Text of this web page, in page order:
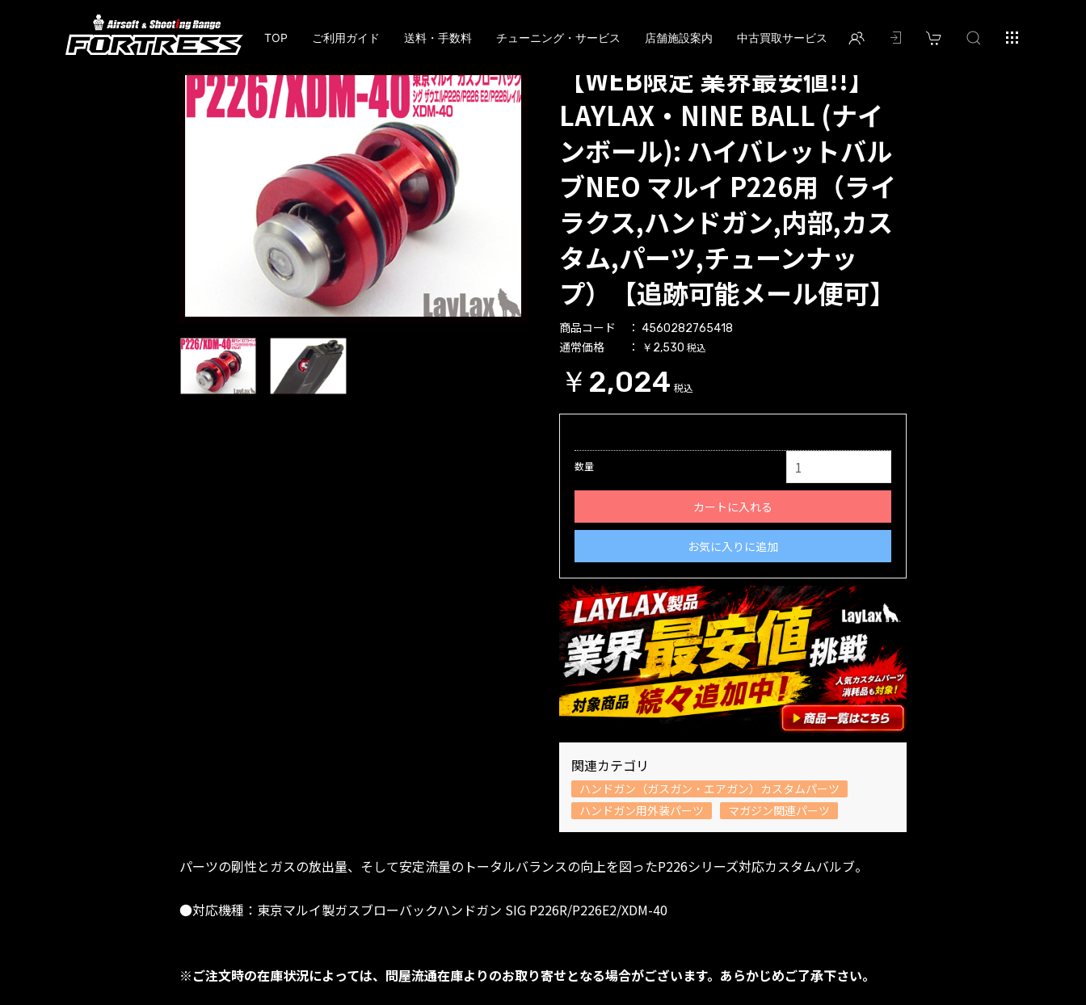
TOP ご利用ガイド 送料・手数料 チューニング・サービス 店舗施設案内 中古買取サービス
【WEB限定 業界最安値!!】
LAYLAX・NINE BALL (ナイ
ンボール): ハイバレットバル
ブNEO マルイ P226用（ライ
ラクス,ハンドガン,内部,カス
タム,パーツ,チューンナッ
プ）【追跡可能メール便可】
商品コード 4560282765418
通常価格 ￥2,530 税込
￥2,024 税込
数量
カートに入れる
お気に入りに追加
関連カテゴリ
ハンドガン（ガスガン・エアガン）カスタムパーツ
ハンドガン用外装パーツ
マガジン関連パーツ
パーツの剛性とガスの放出量、そして安定流量のトータルバランスの向上を図ったP226シリーズ対応カスタムバルブ。
●対応機種：東京マルイ製ガスブローバックハンドガン SIG P226R/P226E2/XDM-40
※ご注文時の在庫状況によっては、問屋流通在庫よりのお取り寄せとなる場合がございます。あらかじめご了承下さい。